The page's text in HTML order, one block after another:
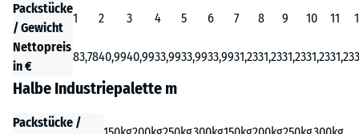
Packstücke
/ Gewicht
1 2 3 4 5 6 7 8 9 10 11
Nettopreis
in €
83,7840,9940,9933,9933,9933,9931,2331,2331,2331,2331,23
Halbe Industriepalette m
Packstücke /